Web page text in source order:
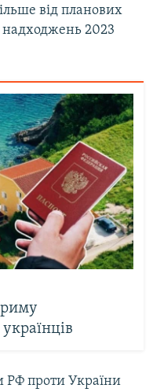
від планових
надходжень 2023
РФ проти України